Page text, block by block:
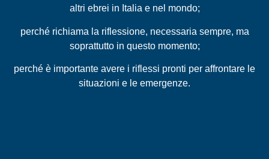
altri ebrei in Italia e nel mondo;
perché richiama la riflessione, necessaria sempre, ma
soprattutto in questo momento;
perché è importante avere i riflessi pronti per affrontare le
situazioni e le emergenze.